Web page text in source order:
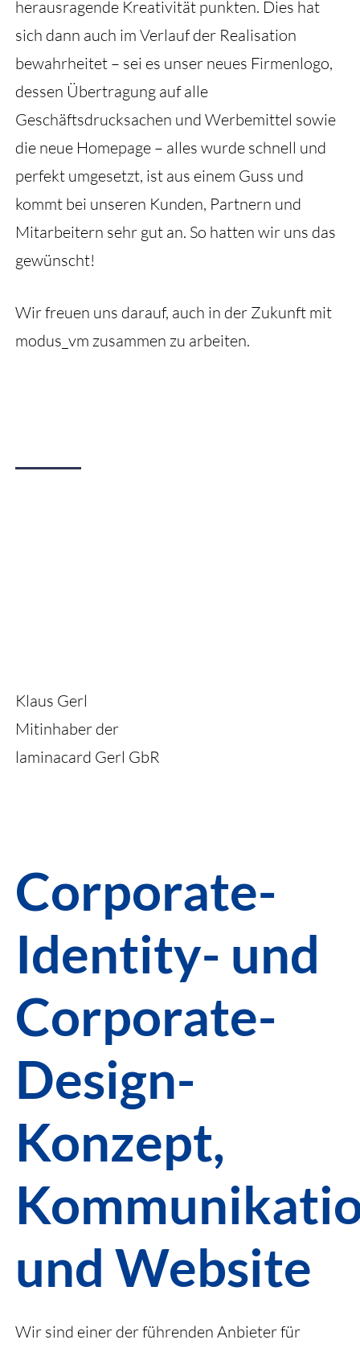
herausragende Kreativität punkten. Dies hat
sich dann auch im Verlauf der Realisation
bewahrheitet – sei es unser neues Firmenlogo,
dessen Übertragung auf alle
Geschäftsdrucksachen und Werbemittel sowie
die neue Homepage – alles wurde schnell und
perfekt umgesetzt, ist aus einem Guss und
kommt bei unseren Kunden, Partnern und
Mitarbeitern sehr gut an. So hatten wir uns das
gewünscht!
Wir freuen uns darauf, auch in der Zukunft mit
modus_vm zusammen zu arbeiten.
Klaus Gerl
Mitinhaber der
laminacard Gerl GbR
Corporate-
Identity- und
Corporate-
Design-
Konzept,
und Website
Wir sind einer der führenden Anbieter für